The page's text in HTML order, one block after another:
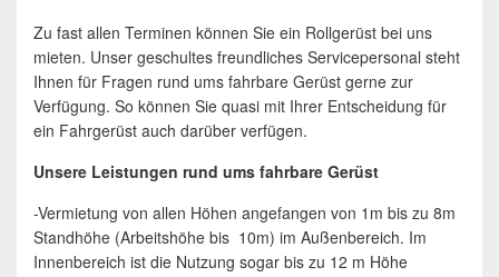
Zu fast allen Terminen können Sie ein Rollgerüst bei uns
mieten. Unser geschultes freundliches Servicepersonal steht
Ihnen für Fragen rund ums fahrbare Gerüst gerne zur
Verfügung. So können Sie quasi mit Ihrer Entscheidung für
ein Fahrgerüst auch darüber verfügen.
Unsere Leistungen rund ums fahrbare Gerüst
-Vermietung von allen Höhen angefangen von 1m bis zu 8m
Standhöhe (Arbeitshöhe bis 10m) im Außenbereich. Im
Innenbereich ist die Nutzung sogar bis zu 12 m Höhe